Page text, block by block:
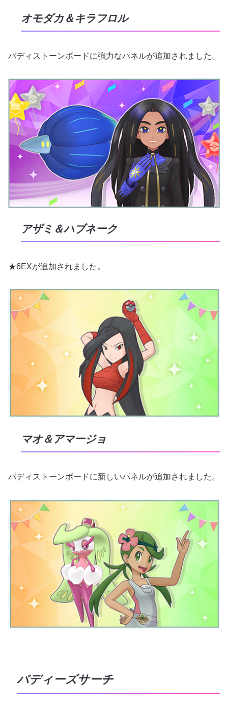
オモダカ＆キラフロル
バディストーンボードに強力なパネルが追加されました。
アザミ＆ハブネーク
★6EXが追加されました。
マオ＆アマージョ
バディストーンボードに新しいパネルが追加されました。
バディーズサーチ